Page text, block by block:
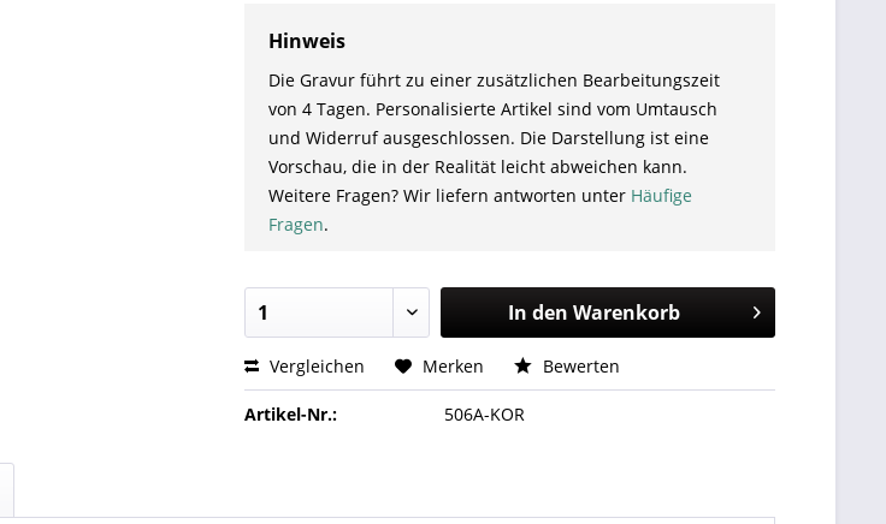
Hinweis
Die Gravur führt zu einer zusätzlichen Bearbeitungszeit
von 4 Tagen. Personalisierte Artikel sind vom Umtausch
und Widerruf ausgeschlossen. Die Darstellung ist eine
Vorschau, die in der Realität leicht abweichen kann.
Weitere Fragen? Wir liefern antworten unter Häufige
Fragen.
In den Warenkorb
Vergleichen Merken Bewerten
Artikel-Nr.: 506A-KOR